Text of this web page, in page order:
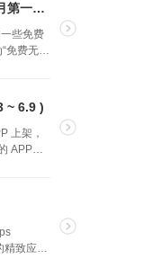
近期上新免费精选APP · 8月第一弹 · iOS
些免费
免费无内
~ 6.9 )
上架，
APP。
产品！
精致应